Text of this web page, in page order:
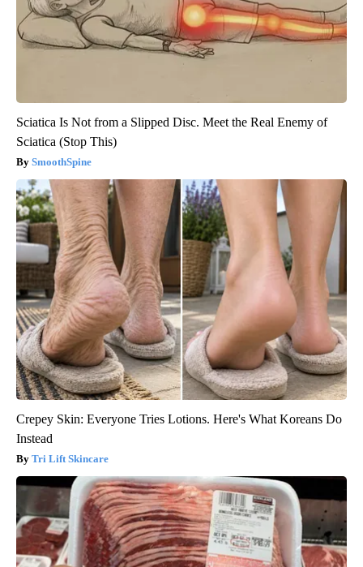
Sciatica Is Not from a Slipped Disc. Meet the Real Enemy of
Sciatica (Stop This)
SmoothSpine
Crepey Skin: Everyone Tries Lotions. Here's What Koreans Do
Instead
Tri Lift Skincare